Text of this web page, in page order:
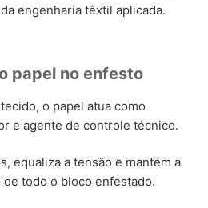
engenharia têxtil aplicada.
papel no enfesto
o papel atua como
e agente de controle técnico.
equaliza a tensão e mantém a
todo o bloco enfestado.